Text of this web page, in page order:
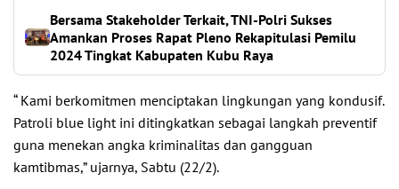
Bersama Stakeholder Terkait, TNI-Polri Sukses
Amankan Proses Rapat Pleno Rekapitulasi Pemilu
2024 Tingkat Kabupaten Kubu Raya
“ Kami berkomitmen menciptakan lingkungan yang kondusif.
Patroli blue light ini ditingkatkan sebagai langkah preventif
guna menekan angka kriminalitas dan gangguan
kamtibmas,” ujarnya, Sabtu (22/2).